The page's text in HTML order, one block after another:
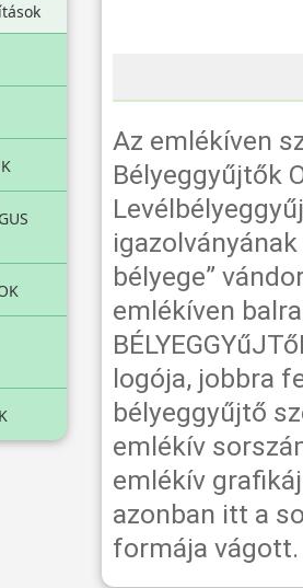
Az emlékíven
Bélyeggyűjtők
bélyege”
emlékíven
logója, jobbra
bélyeggyűjtő
emlékív
emlékív
azonban itt a
formája vágott.